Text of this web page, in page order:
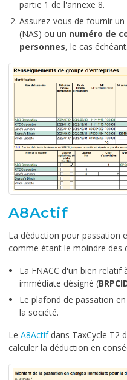
partie 1 de l'annexe 8.
Assurez-vous de fournir un
(NAS) ou un numéro de
personnes, le cas échéant.
A8Actif
La déduction pour passation
comme étant le moindre des
La FNACC d'un bien relatif
immédiate désigné (
Le plafond de passation
la société.
Le A8Actifdans TaxCycle T2
calculer la déduction en